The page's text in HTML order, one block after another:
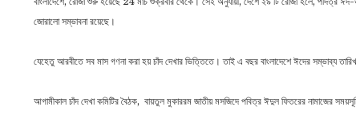
জোরালো সম্ভাবনা রয়েছে।
যেহেতু আরবীতে সব মাস গণনা করা হয় চাঁদ দেখার ভিত্তিতে। তাই এ বছর বাংলাদেশে ঈদের সম্ভাব্য
আগামীকাল চাঁদ দেখা কমিটির বৈঠক, বায়তুল মুকাররম জাতীয় মসজিদে পবিত্র ঈদুল ফিতরের নামাজের